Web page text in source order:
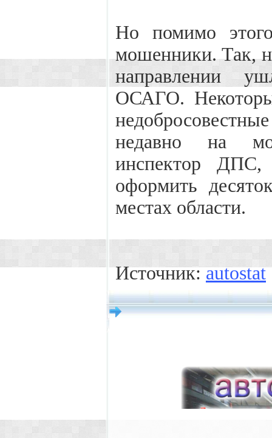
Но помимо
мошенники. Так,
направлении
ОСАГО.
недавно на
инспектор ДПС,
оформить
местах области.
Источник: autostat